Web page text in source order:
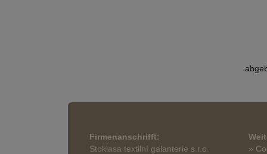
Firmenanschrifft:
Stoklasa textilní galanterie s.r.o.
»